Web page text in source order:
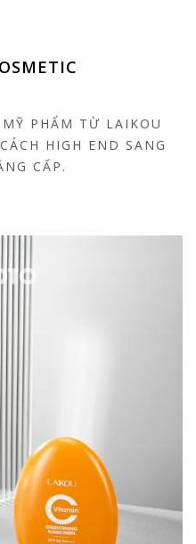
PHẨM TỪ LAIKOU
HIGH END SANG
CẤP.